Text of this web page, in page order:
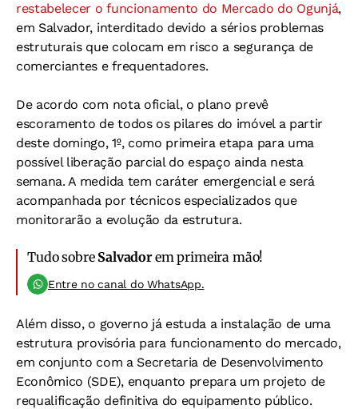
restabelecer o funcionamento do Mercado do Ogunjá,
em Salvador, interditado devido a sérios problemas
estruturais que colocam em risco a segurança de
comerciantes e frequentadores.
De acordo com nota oficial, o plano prevê
escoramento de todos os pilares do imóvel a partir
deste domingo, 1º, como primeira etapa para uma
possível liberação parcial do espaço ainda nesta
semana. A medida tem caráter emergencial e será
acompanhada por técnicos especializados que
monitorarão a evolução da estrutura.
Tudo sobre Salvadorem primeira mão!
Entre no canal do WhatsApp.
Além disso, o governo já estuda a instalação de uma
estrutura provisória para funcionamento do mercado,
em conjunto com a Secretaria de Desenvolvimento
Econômico (SDE), enquanto prepara um projeto de
requalificação definitiva do equipamento público.